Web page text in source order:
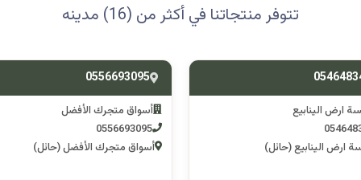
تتوفر منتجاتنا في أكثر من (16) مدينه
متجرك الأفضل
متجرك الأفضل (حائل)
0501314012
اسوق مكشات جو
0501314012
اسوق مكشات جو (الرصف)